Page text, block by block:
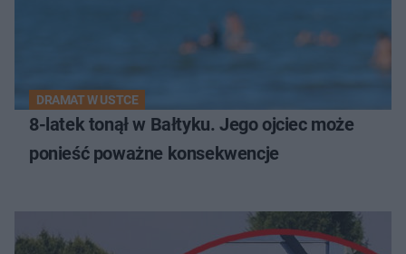
DRAMAT W USTCE
8-latek tonął w Bałtyku. Jego ojciec może
ponieść poważne konsekwencje